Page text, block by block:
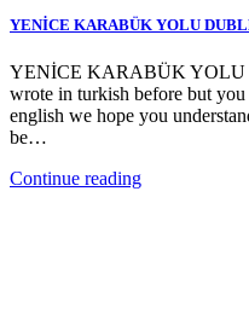
YENİCE KARABÜK YOLU
YENİCE KARABÜK
wrote in turkish before but
english we hope you
be…
Continue reading